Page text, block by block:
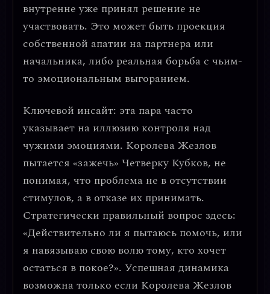
внутренне уже принял решение не
участвовать. Это может быть проекция
собственной апатии на партнера или
начальника, либо реальная борьба с чьим-
то эмоциональным выгоранием.
Ключевой инсайт: эта пара часто
указывает на иллюзию контроля над
чужими эмоциями. Королева Жезлов
пытается «зажечь» Четверку Кубков, не
понимая, что проблема не в отсутствии
стимулов, а в отказе их принимать.
Стратегически правильный вопрос здесь:
«Действительно ли я пытаюсь помочь, или
я навязываю свою волю тому, кто хочет
остаться в покое?». Успешная динамика
возможна только если Королева Жезлов